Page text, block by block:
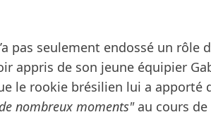
pas seulement endossé un rôle
appris de son jeune équipier
le rookie brésilien lui a apporté
nombreux moments"au cours de